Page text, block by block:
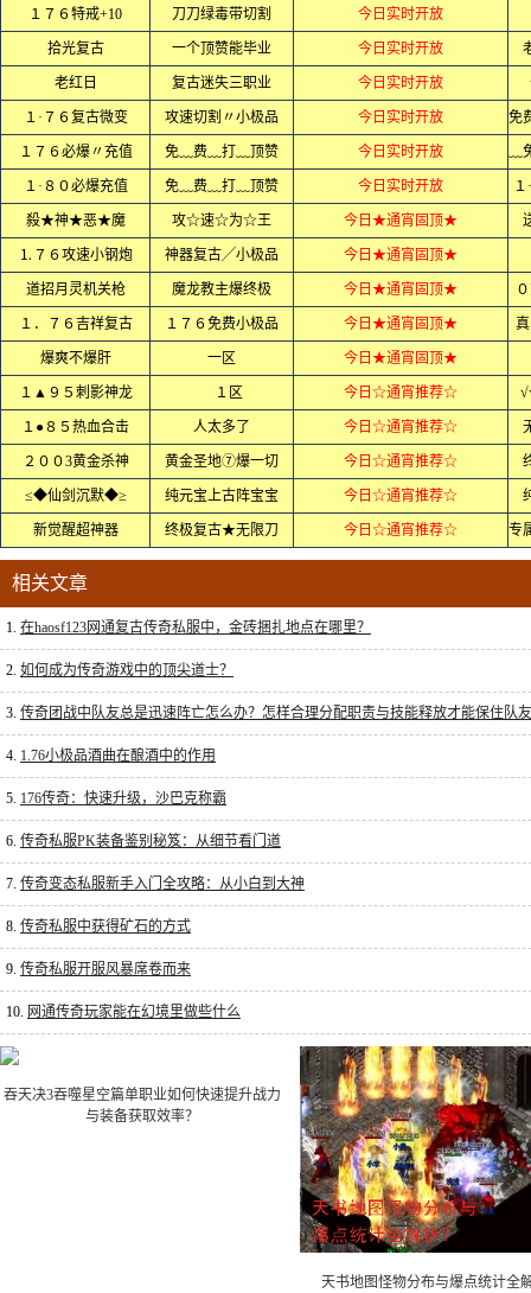
１７６特戒+10 刀刀绿毒带切割 今日实时开放
拾光复古 一个顶赞能毕业 今日实时开放
老红日 复古迷失三职业 今日实时开放
１·７６复古微变 攻速切割〃小极品 今日实时开放
１７６必爆〃充值 免﹏费﹏打﹏顶赞 今日实时开放
１·８０必爆充值 免﹏费﹏打﹏顶赞 今日实时开放
殺★神★恶★魔 攻☆速☆为☆王 今日★通宵固顶★
⒈７６攻速小钢炮 神器复古╱小极品 今日★通宵固顶★
道招月灵机关枪 魔龙教主爆终极 今日★通宵固顶★
１．７６吉祥复古 １７６免费小极品 今日★通宵固顶★
爆爽不爆肝 一区 今日★通宵固顶★
１▲９５刺影神龙 １区 今日☆通宵推荐☆
１●８５热血合击 人太多了 今日☆通宵推荐☆
２００3黄金杀神 黄金圣地⑦爆一切 今日☆通宵推荐☆
≤◆仙剑沉默◆≥ 纯元宝上古阵宝宝 今日☆通宵推荐☆
新觉醒超神器 终极复古★无限刀 今日☆通宵推荐☆
相关文章
1. 在haosf123网通复古传奇私服中，金砖捆扎地点在哪里？
2. 如何成为传奇游戏中的顶尖道士？
3. 传奇团战中队友总是迅速阵亡怎么办？怎样合理分配职责与技能释放才能保住队
4. 1.76小极品酒曲在酿酒中的作用
5. 176传奇：快速升级，沙巴克称霸
6. 传奇私服PK装备鉴别秘笈：从细节看门道
7. 传奇变态私服新手入门全攻略：从小白到大神
8. 传奇私服中获得矿石的方式
9. 传奇私服开服风暴席卷而来
10. 网通传奇玩家能在幻境里做些什么
吞天决3吞噬星空篇单职业如何快速提升战力
与装备获取效率？
天书地图怪物分布与爆点统计全